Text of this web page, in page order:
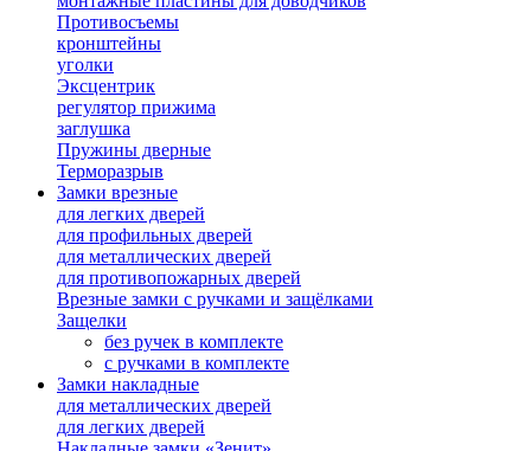
Противосъемы
кронштейны
уголки
Эксцентрик
регулятор прижима
заглушка
Пружины дверные
Терморазрыв
Замки врезные
для легких дверей
для профильных дверей
для металлических дверей
для противопожарных дверей
Врезные замки с ручками и защёлками
Защелки
без ручек в комплекте
с ручками в комплекте
Замки накладные
для металлических дверей
для легких дверей